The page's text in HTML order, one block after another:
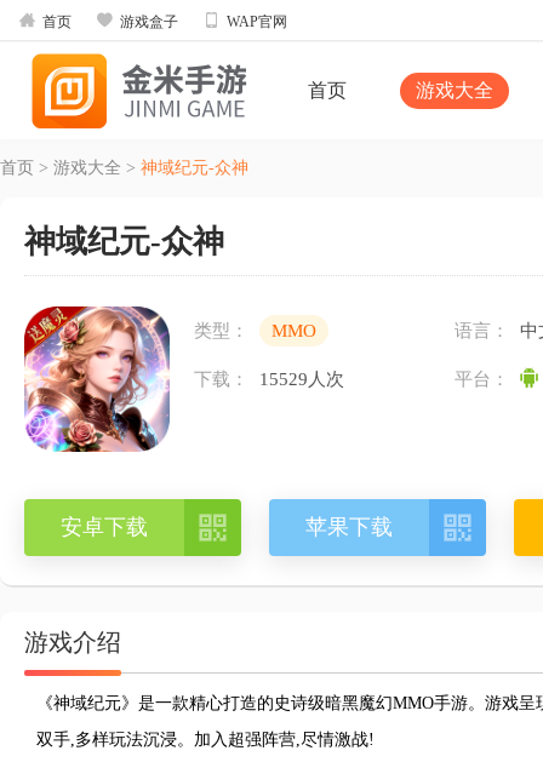
 首页  游戏盒子  WAP官网
首页 游戏大全
首页 > 游戏大全 > 神域纪元-众神
神域纪元-众神
类型： MMO 语言： 中
下载： 15529人次 平台：
安卓下载  苹果下载 
游戏介绍
《神域纪元》是一款精心打造的史诗级暗黑魔幻MMO手游。游戏
双手,多样玩法沉浸。加入超强阵营,尽情激战!